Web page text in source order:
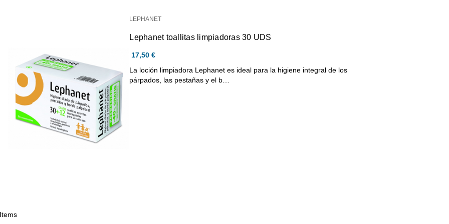
LEPHANET
Lephanet toallitas limpiadoras 30 UDS
17,50 €
La loción limpiadora Lephanet es ideal para la higiene integral de los
párpados, las pestañas y el b…